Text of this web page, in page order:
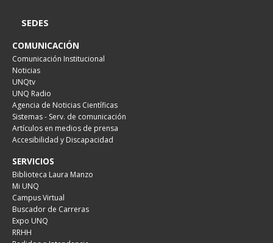
SEDES
COMUNICACIÓN
Comunicación Institucional
Noticias
UNQtv
UNQ Radio
Agencia de Noticias Científicas
Sistemas - Serv. de comunicación
Artículos en medios de prensa
Accesibilidad y Discapacidad
SERVICIOS
Biblioteca Laura Manzo
Mi UNQ
Campus Virtual
Buscador de Carreras
Expo UNQ
RRHH